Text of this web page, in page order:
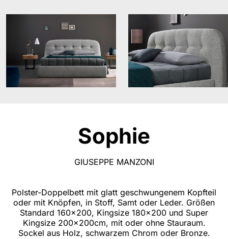
Sophie
GIUSEPPE MANZONI
Polster-Doppelbett mit glatt geschwungenem Kopfteil
oder mit Knöpfen, in Stoff, Samt oder Leder. Größen
Standard 160x200, Kingsize 180x200 und Super
Kingsize 200x200cm, mit oder ohne Stauraum.
Sockel aus Holz, schwarzem Chrom oder Bronze.